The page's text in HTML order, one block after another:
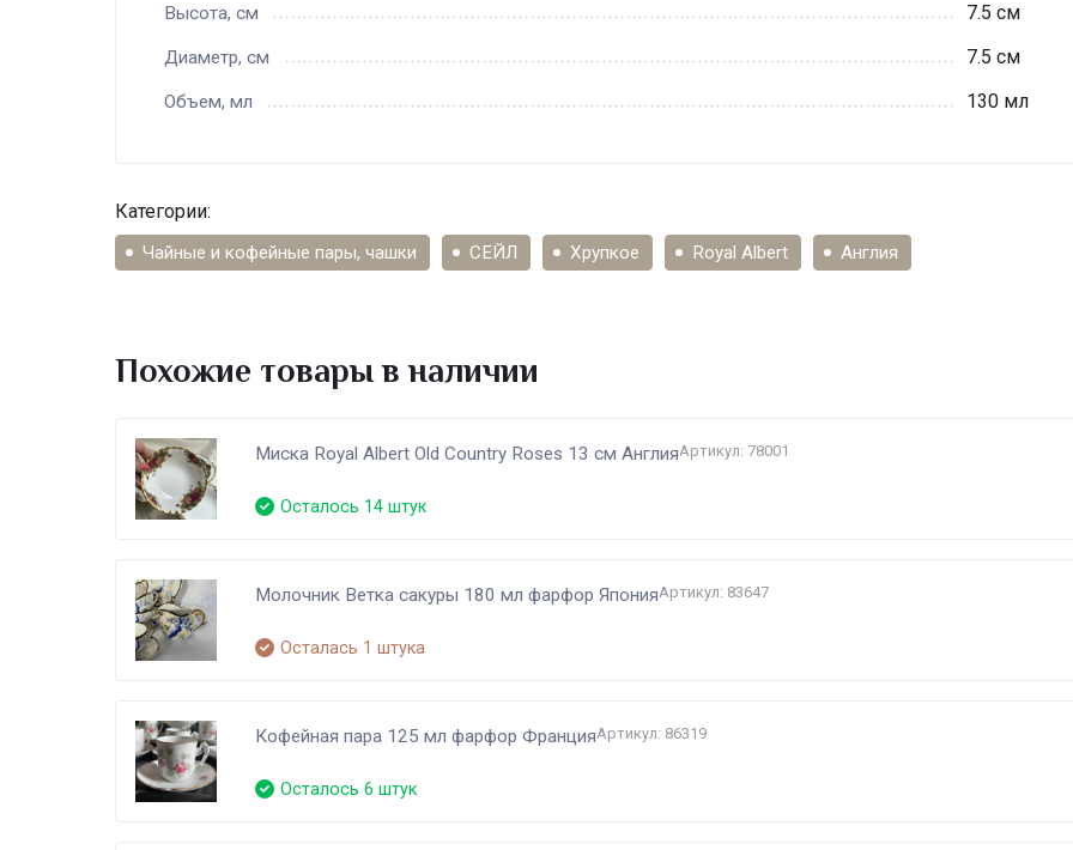
Высота, см 7.5 см
Диаметр, см 7.5 см
Объем, мл 130 мл
Категории:
Чайные и кофейные пары, чашки СЕЙЛ Хрупкое Royal Albert Англия
Похожие товары в наличии
Миска Royal Albert Old Country Roses 13 см АнглияАртикул: 78001
Осталось 14 штук
Молочник Ветка сакуры 180 мл фарфор ЯпонияАртикул: 83647
Осталась 1 штука
Кофейная пара 125 мл фарфор ФранцияАртикул: 86319
Осталось 6 штук